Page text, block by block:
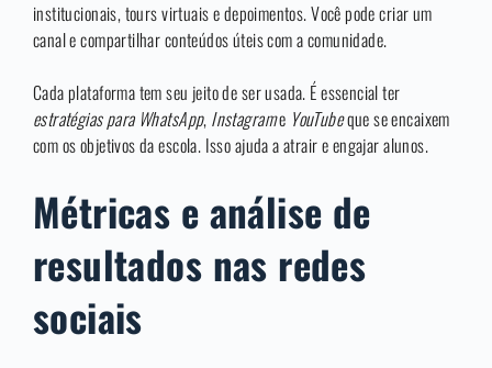
institucionais, tours virtuais e depoimentos. Você pode criar um
canal e compartilhar conteúdos úteis com a comunidade.
Cada plataforma tem seu jeito de ser usada. É essencial ter
estratégias para WhatsApp, Instagrame YouTubeque se encaixem
com os objetivos da escola. Isso ajuda a atrair e engajar alunos.
Métricas e análise de
resultados nas redes
sociais